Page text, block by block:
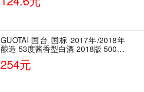
GUOTAI 国台 国标 2017年/2018年
酿造 53度酱香型白酒 2018版 500ml
单瓶装
254元